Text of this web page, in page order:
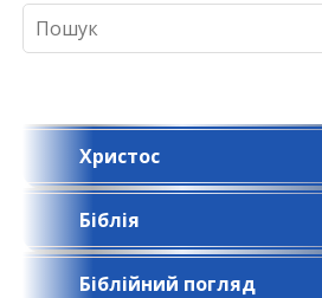
Христос
Біблія
Біблійний погляд